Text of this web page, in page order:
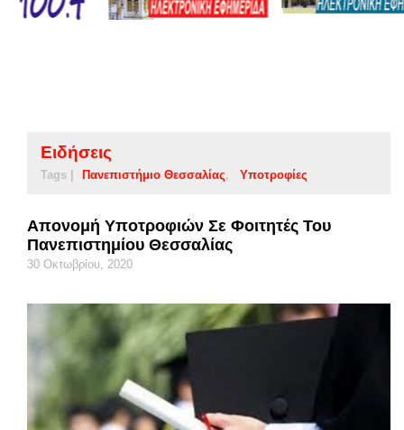
Ειδήσεις
Tags | Πανεπιστήμιο Θεσσαλίας Υποτροφίες
Απονομή Υποτροφιών Σε Φοιτητές Του
Πανεπιστημίου Θεσσαλίας
30 Οκτωβρίου, 2020